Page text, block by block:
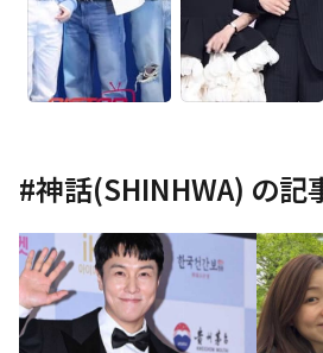
#神話(SHINHWA) の記